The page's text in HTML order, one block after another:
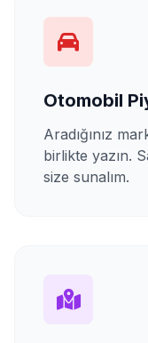
Otomobil
Aradığınız
birlikte yazın.
size sunalım.